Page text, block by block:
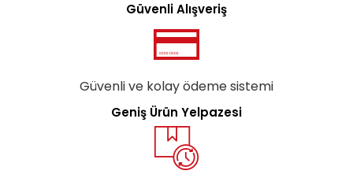
Güvenli Alışveriş
Güvenli ve kolay ödeme sistemi
Geniş Ürün Yelpazesi